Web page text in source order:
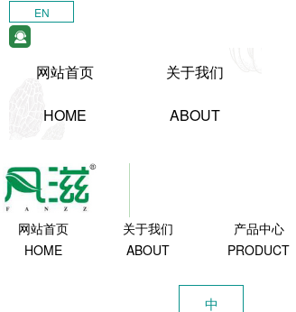
EN
网站首页
HOME
关于我们
ABOUT
网站首页
HOME
关于我们
ABOUT
产品中心
PRODUCT
中